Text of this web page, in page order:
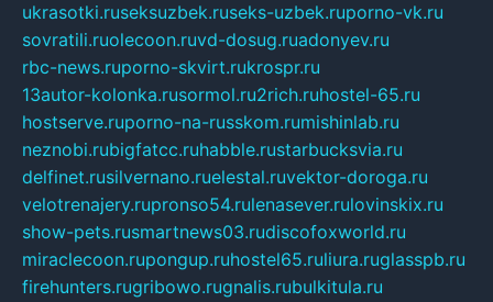
ukrasotki.ruseksuzbek.ruseks-uzbek.ruporno-vk.ru
sovratili.ruolecoon.ruvd-dosug.ruadonyev.ru
rbc-news.ruporno-skvirt.rukrospr.ru
13autor-kolonka.rusormol.ru2rich.ruhostel-65.ru
hostserve.ruporno-na-russkom.rumishinlab.ru
neznobi.rubigfatcc.ruhabble.rustarbucksvia.ru
delfinet.rusilvernano.ruelestal.ruvektor-doroga.ru
velotrenajery.rupronso54.rulenasever.rulovinskix.ru
show-pets.rusmartnews03.rudiscofoxworld.ru
miraclecoon.rupongup.ruhostel65.ruliura.ruglasspb.ru
firehunters.rugribowo.rugnalis.rubulkitula.ru